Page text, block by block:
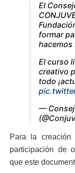
El
formar
hacemos
El curso
creativo
todo
—
Para la
participación de
que este